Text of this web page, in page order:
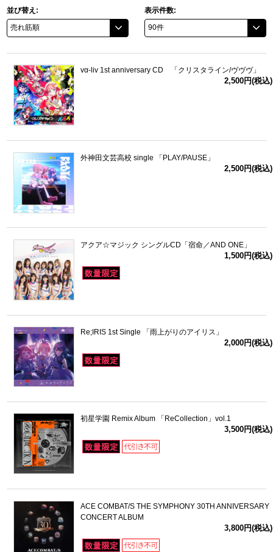
並び替え: 表示件数:
vα-liv 1st anniversary CD 「クリスタライン/ヴヴヴ」
2,500円(税込)
外神田文芸高校 single 「PLAY/PAUSE」
2,500円(税込)
アクア☆マジック シングルCD「宿命／AND ONE」
1,500円(税込)
Re;IRIS 1st Single 「雨上がりのアイリス」
2,000円(税込)
初星学園 Remix Album 「ReCollection」vol.1
3,500円(税込)
ACE COMBAT/S THE SYMPHONY 30TH ANNIVERSARY
CONCERT ALBUM
3,800円(税込)